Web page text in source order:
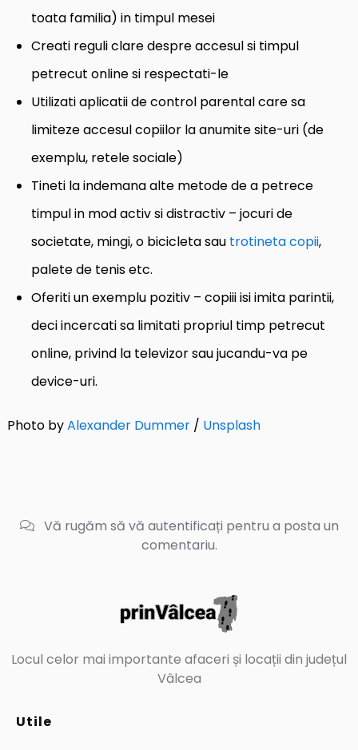
toata familia) in timpul mesei
Creati reguli clare despre accesul si timpul
petrecut online si respectati-le
Utilizati aplicatii de control parental care sa
limiteze accesul copiilor la anumite site-uri (de
exemplu, retele sociale)
Tineti la indemana alte metode de a petrece
timpul in mod activ si distractiv – jocuri de
societate, mingi, o bicicleta sau trotineta copii,
palete de tenis etc.
Oferiti un exemplu pozitiv – copiii isi imita parintii,
deci incercati sa limitati propriul timp petrecut
online, privind la televizor sau jucandu-va pe
device-uri.
Photo byAlexander Dummer / Unsplash
Vă rugăm să vă autentificați pentru a posta un
comentariu.
Locul celor mai importante afaceri și locații din județul
Vâlcea
Utile